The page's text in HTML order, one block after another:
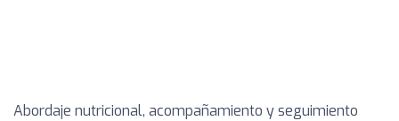
Abordaje nutricional, acompañamiento y seguimiento